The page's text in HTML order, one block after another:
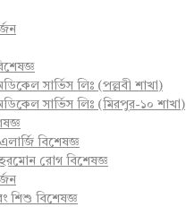
সার্ভিস লিঃ (পল্লবী শাখা)
সার্ভিস লিঃ (মিরপুর-১০ শাখা)
বিশেষজ্ঞ
রোগ বিশেষজ্ঞ
শিশু বিশেষজ্ঞ